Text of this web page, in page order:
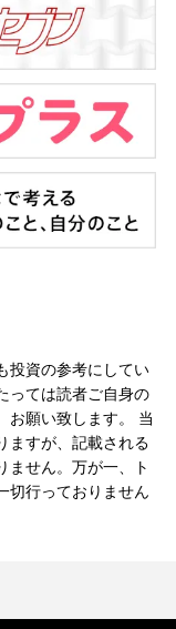
投資の参考にしてい
っては読者ご自身の
お願い致します。 当
ますが、記載される
ません。万が一、ト
切行っておりません